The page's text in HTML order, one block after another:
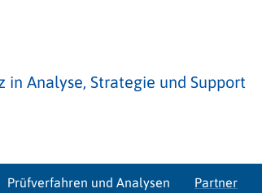
in Analyse, Strategie und Support
Prüfverfahren und Analysen Partner